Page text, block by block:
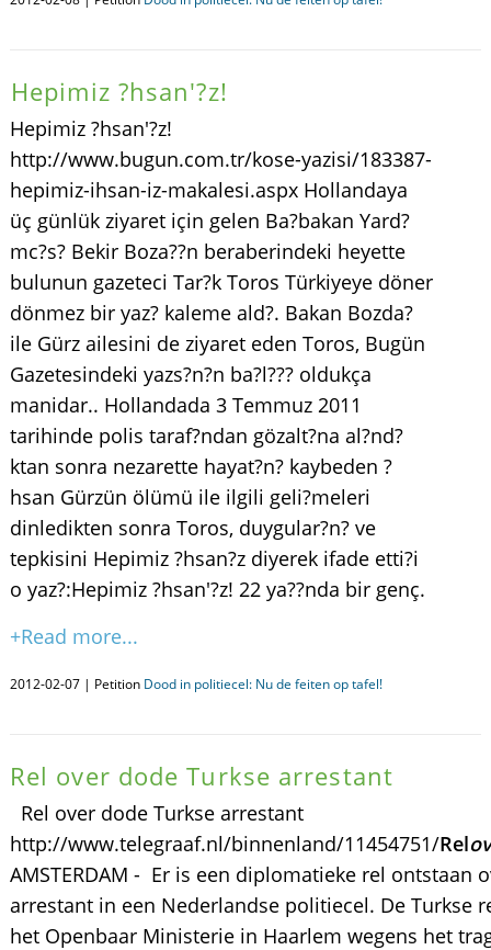
Hepimiz ?hsan'?z!
Hepimiz ?hsan'?z!
http://www.bugun.com.tr/kose-yazisi/183387-
hepimiz-ihsan-iz-makalesi.aspx Hollandaya
üç günlük ziyaret için gelen Ba?bakan Yard?
mc?s? Bekir Boza??n beraberindeki heyette
bulunun gazeteci Tar?k Toros Türkiyeye döner
dönmez bir yaz? kaleme ald?. Bakan Bozda?
ile Gürz ailesini de ziyaret eden Toros, Bugün
Gazetesindeki yazs?n?n ba?l??? oldukça
manidar.. Hollandada 3 Temmuz 2011
tarihinde polis taraf?ndan gözalt?na al?nd?
ktan sonra nezarette hayat?n? kaybeden ?
hsan Gürzün ölümü ile ilgili geli?meleri
dinledikten sonra Toros, duygular?n? ve
tepkisini Hepimiz ?hsan?z diyerek ifade etti?i
o yaz?:Hepimiz ?hsan'?z! 22 ya??nda bir genç.
+Read more...
2012-02-07 | Petition Dood in politiecel: Nu de feiten op tafel!
Rel over dode Turkse arrestant
Rel over dode Turkse arrestant
http://www.telegraaf.nl/binnenland/11454751/Rel
AMSTERDAM - Er is een diplomatieke rel ontstaan
arrestant in een Nederlandse politiecel. De Turkse
het Openbaar Ministerie in Haarlem wegens het